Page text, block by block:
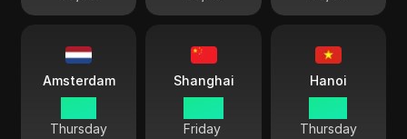
Amsterdam
Thursday
Shanghai
Friday
Hanoi
Thursday